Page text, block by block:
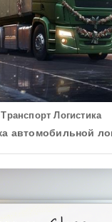
Логистика
автомобильной